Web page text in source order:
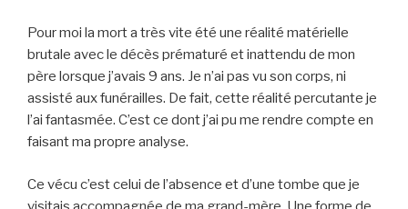
Pour moi la mort a très vite été une réalité matérielle
brutale avec le décès prématuré et inattendu de mon
père lorsque j’avais 9 ans. Je n’ai pas vu son corps, ni
assisté aux funérailles. De fait, cette réalité percutante je
l’ai fantasmée. C’est ce dont j’ai pu me rendre compte en
faisant ma propre analyse.
Ce vécu c’est celui de l’absence et d’une tombe que je